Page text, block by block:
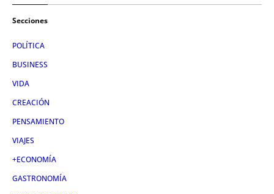
Secciones
POLÍTICA
BUSINESS
VIDA
CREACIÓN
PENSAMIENTO
VIAJES
+ECONOMÍA
GASTRONOMÍA